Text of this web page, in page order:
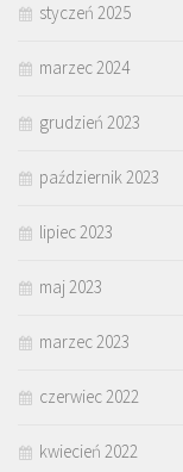
styczeń 2025
marzec 2024
grudzień 2023
październik 2023
lipiec 2023
maj 2023
marzec 2023
czerwiec 2022
kwiecień 2022